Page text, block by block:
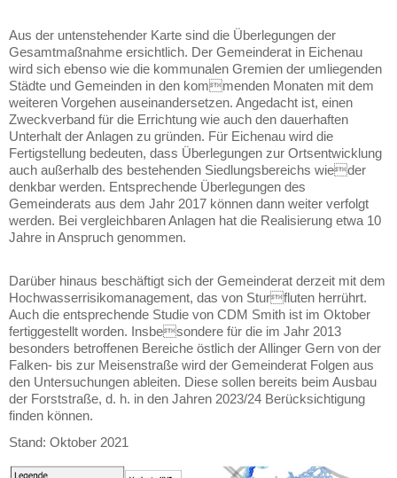
Aus der untenstehender Karte sind die Überlegungen der
Gesamtmaßnahme ersichtlich. Der Gemeinderat in Eichenau
wird sich ebenso wie die kommunalen Gremien der umliegenden
Städte und Gemeinden in den kommenden Monaten mit dem
weiteren Vorgehen auseinandersetzen. Angedacht ist, einen
Zweckverband für die Errichtung wie auch den dauerhaften
Unterhalt der Anlagen zu gründen. Für Eichenau wird die
Fertigstellung bedeuten, dass Überlegungen zur Ortsentwicklung
auch außerhalb des bestehenden Siedlungsbereichs wieder
denkbar werden. Entsprechende Überlegungen des
Gemeinderats aus dem Jahr 2017 können dann weiter verfolgt
werden. Bei vergleichbaren Anlagen hat die Realisierung etwa 10
Jahre in Anspruch genommen.
Darüber hinaus beschäftigt sich der Gemeinderat derzeit mit dem
Hochwasserrisikomanagement, das von Sturfluten herrührt.
Auch die entsprechende Studie von CDM Smith ist im Oktober
fertiggestellt worden. Insbesondere für die im Jahr 2013
besonders betroffenen Bereiche östlich der Allinger Gern von der
Falken- bis zur Meisenstraße wird der Gemeinderat Folgen aus
den Untersuchungen ableiten. Diese sollen bereits beim Ausbau
der Forststraße, d. h. in den Jahren 2023/24 Berücksichtigung
finden können.
Stand: Oktober 2021